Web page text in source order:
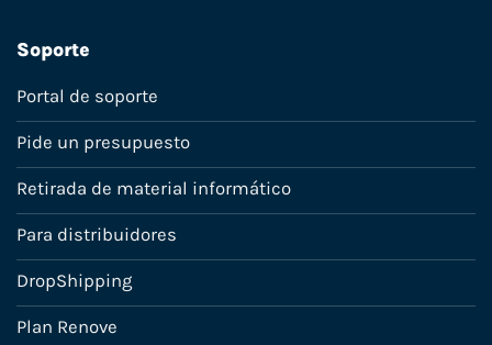
Soporte
Portal de soporte
Pide un presupuesto
Retirada de material informático
Para distribuidores
DropShipping
Plan Renove